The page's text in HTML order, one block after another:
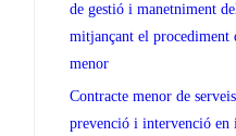
de gestió i manetniment
mitjançant el procediment
menor
Contracte menor de
prevenció i intervenció en